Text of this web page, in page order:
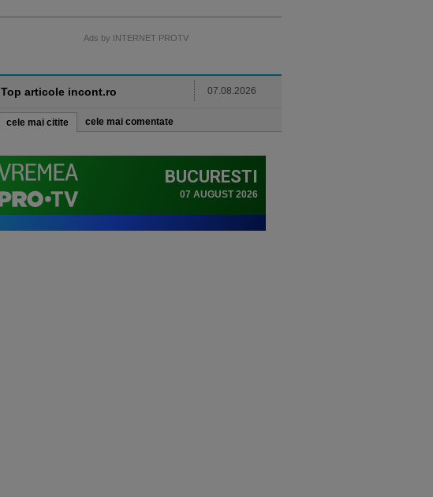
Ads by INTERNET PROTV
Top articole incont.ro 07.08.2026
cele mai citite cele mai comentate